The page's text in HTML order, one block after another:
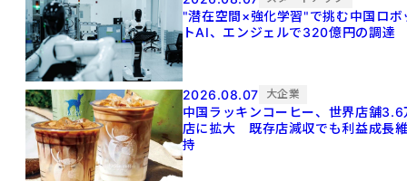
"潜在空間×強化学習"で挑む中国ロボ
トAI、エンジェルで320億円の調達
2026.08.07 大企業
中国ラッキンコーヒー、世界店舗3.6
店に拡大 既存店減収でも利益成長
持